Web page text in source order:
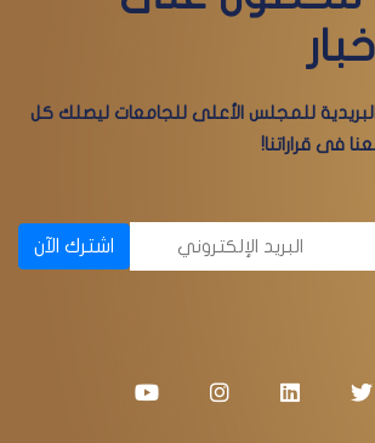
للمجلس الأعلى للجامعات ليصلك كل
فى قراراتنا!
اشترك الآن